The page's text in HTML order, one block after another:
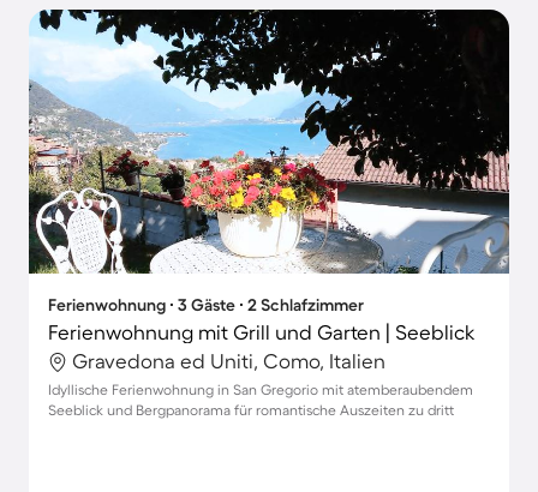
Ferienwohnung ∙ 3 Gäste ∙ 2 Schlafzimmer
Ferienwohnung mit Grill und Garten | Seeblick
Gravedona ed Uniti, Como, Italien
Idyllische Ferienwohnung in San Gregorio mit atemberaubendem
Seeblick und Bergpanorama für romantische Auszeiten zu dritt